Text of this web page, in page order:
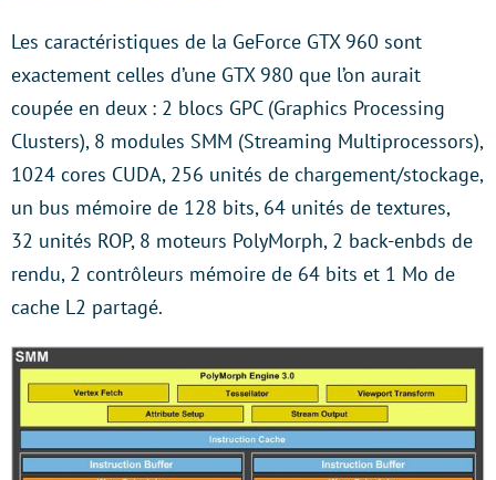
Les caractéristiques de la GeForce GTX 960 sont
exactement celles d’une GTX 980 que l’on aurait
coupée en deux : 2 blocs GPC (Graphics Processing
Clusters), 8 modules SMM (Streaming Multiprocessors),
1024 cores CUDA, 256 unités de chargement/stockage,
un bus mémoire de 128 bits, 64 unités de textures,
32 unités ROP, 8 moteurs PolyMorph, 2 back-enbds de
rendu, 2 contrôleurs mémoire de 64 bits et 1 Mo de
cache L2 partagé.